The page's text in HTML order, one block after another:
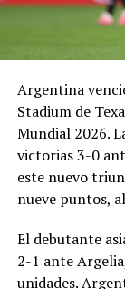
Argentina
Stadium de
Mundial 2026.
victorias 3-0
este nuevo
nueve puntos,
El debutante
2-1 ante
unidades.